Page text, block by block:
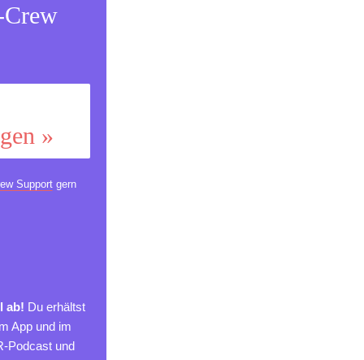
»
Supportgern
ab! Du erhältst
App und im
Podcast und